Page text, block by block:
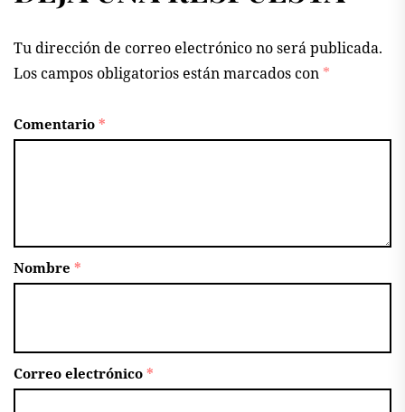
Tu dirección de correo electrónico no será publicada.
Los campos obligatorios están marcados con *
Comentario *
Nombre *
Correo electrónico *